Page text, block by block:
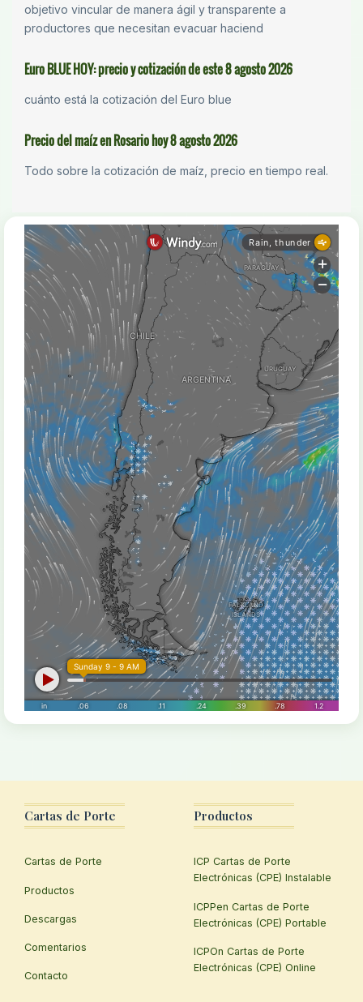
objetivo vincular de manera ágil y transparente a
productores que necesitan evacuar haciend
Euro BLUE HOY: precio y cotización de este 8 agosto 2026
cuánto está la cotización del Euro blue
Precio del maíz en Rosario hoy 8 agosto 2026
Todo sobre la cotización de maíz, precio en tiempo real.
Cartas de Porte
Cartas de Porte
Productos
Descargas
Comentarios
Contacto
Productos
ICP Cartas de Porte
Electrónicas (CPE) Instalable
ICPPen Cartas de Porte
Electrónicas (CPE) Portable
ICPOn Cartas de Porte
Electrónicas (CPE) Online